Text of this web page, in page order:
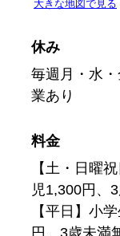
休み
毎週月・水
業あり
料金
【土・日曜
児1,300円、
【平日】小
円、3歳未満